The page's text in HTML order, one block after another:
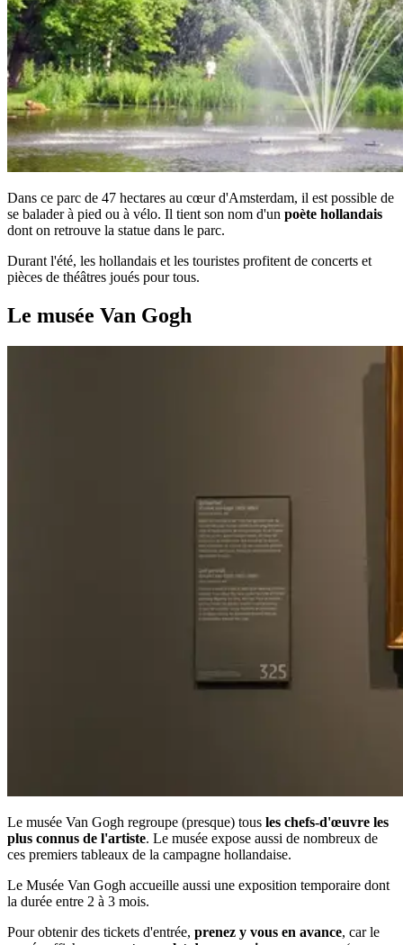
Dans ce parc de 47 hectares au cœur d'Amsterdam, il est possible de
se balader à pied ou à vélo. Il tient son nom d'un poète hollandais
dont on retrouve la statue dans le parc.
Durant l'été, les hollandais et les touristes profitent de concerts et
pièces de théâtres joués pour tous.
Le musée Van Gogh
Le musée Van Gogh regroupe (presque) tous les chefs-d'œuvre les
plus connus de l'artiste. Le musée expose aussi de nombreux de
ces premiers tableaux de la campagne hollandaise.
Le Musée Van Gogh accueille aussi une exposition temporaire dont
la durée entre 2 à 3 mois.
Pour obtenir des tickets d'entrée, prenez y vous en avance, car le